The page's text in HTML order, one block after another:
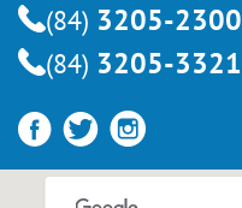
(84) 3205-2300
(84) 3205-3321